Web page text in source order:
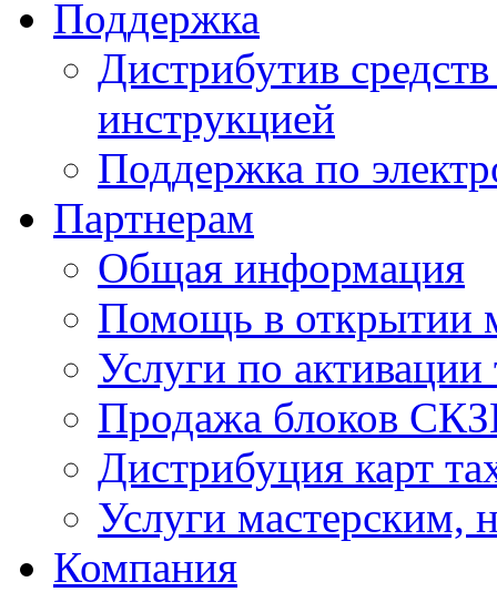
Поддержка
Дистрибутив
инструкцией
Поддержка по
Партнерам
Общая информация
Помощь в открытии
Услуги по активации
Продажа блоков
Дистрибуция карт
Услуги
Компания